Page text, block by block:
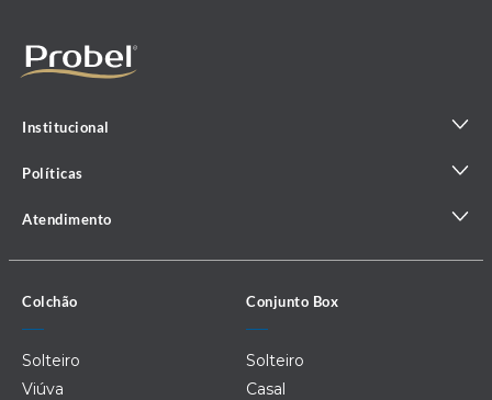
Institucional
Políticas
Atendimento
Colchão
Solteiro
Viúva
Conjunto Box
Solteiro
Casal